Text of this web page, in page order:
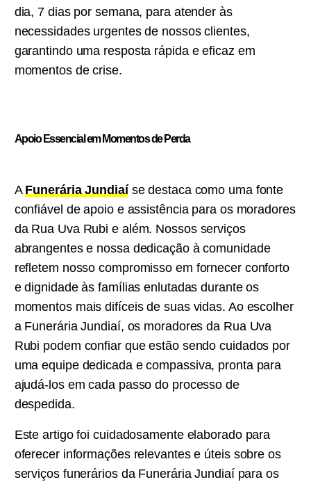
dia, 7 dias por semana, para atender às
necessidades urgentes de nossos clientes,
garantindo uma resposta rápida e eficaz em
momentos de crise.
Apoio Essencial em Momentos de Perda
A Funerária Jundiaíse destaca como uma fonte
confiável de apoio e assistência para os moradores
da Rua Uva Rubi e além. Nossos serviços
abrangentes e nossa dedicação à comunidade
refletem nosso compromisso em fornecer conforto
e dignidade às famílias enlutadas durante os
momentos mais difíceis de suas vidas. Ao escolher
a Funerária Jundiaí, os moradores da Rua Uva
Rubi podem confiar que estão sendo cuidados por
uma equipe dedicada e compassiva, pronta para
ajudá-los em cada passo do processo de
despedida.
Este artigo foi cuidadosamente elaborado para
oferecer informações relevantes e úteis sobre os
serviços funerários da Funerária Jundiaí para os